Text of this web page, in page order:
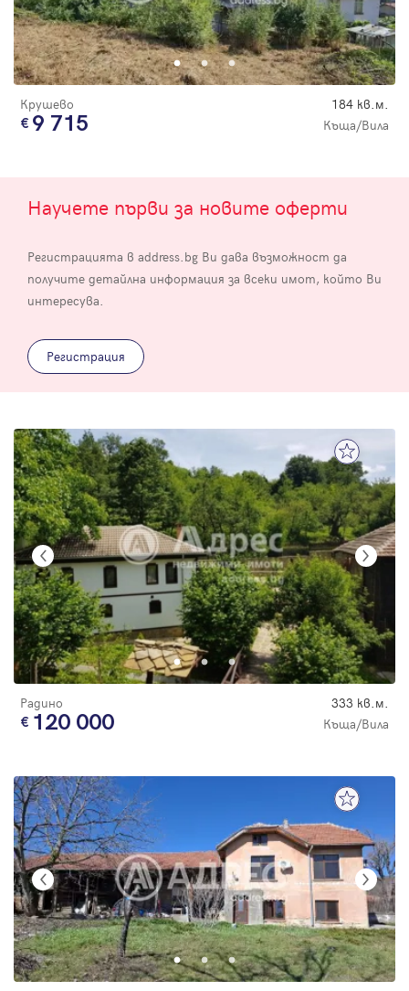
Крушево 184 кв.м.
9 715 Къща/Вила
Научете първи за новите оферти
Регистрацията в address.bg Ви дава възможност да
получите детайлна информация за всеки имот, който Ви
интересува.
Регистрация
Радино 333 кв.м.
120 000 Къща/Вила